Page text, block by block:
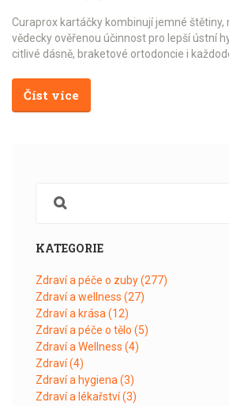
Curaprox kartáčky kombinují jemné štětiny,
vědecky ověřenou účinnost pro lepší ústní
citlivé dásně, braketové ortodoncie i
Číst více
KATEGORIE
Zdraví a péče o zuby(277)
Zdraví a wellness (27)
Zdraví a krása(12)
Zdraví a péče o tělo (5)
Zdraví a Wellness (4)
Zdraví(4)
Zdraví a hygiena(3)
Zdraví a lékařství(3)